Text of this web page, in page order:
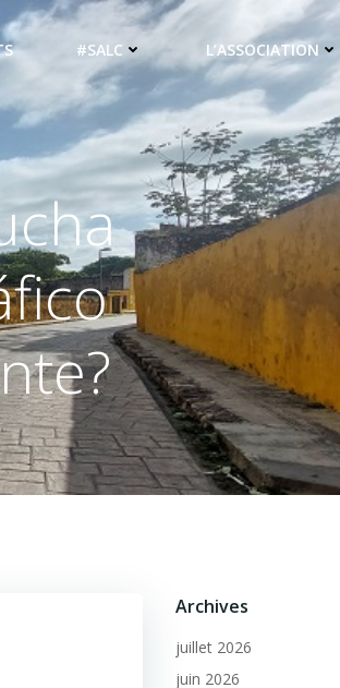
#SALC L’ASSOCIATION
Archives
juillet 2026
juin 2026